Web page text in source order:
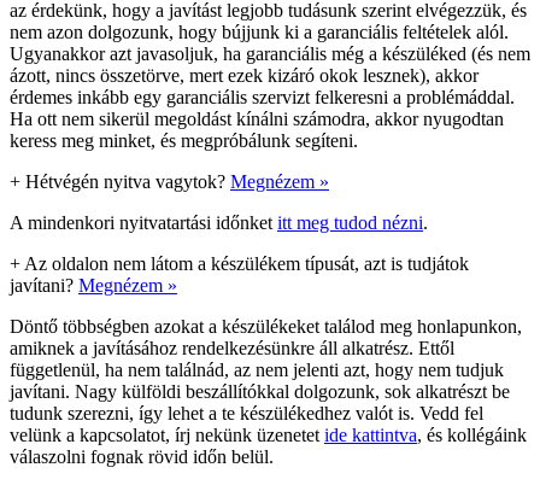
az érdekünk, hogy a javítást legjobb tudásunk szerint elvégezzük, és
nem azon dolgozunk, hogy bújjunk ki a garanciális feltételek alól.
Ugyanakkor azt javasoljuk, ha garanciális még a készüléked (és nem
ázott, nincs összetörve, mert ezek kizáró okok lesznek), akkor
érdemes inkább egy garanciális szervizt felkeresni a problémáddal.
Ha ott nem sikerül megoldást kínálni számodra, akkor nyugodtan
keress meg minket, és megpróbálunk segíteni.
+ Hétvégén nyitva vagytok? Megnézem »
A mindenkori nyitvatartási időnket itt meg tudod nézni.
+ Az oldalon nem látom a készülékem típusát, azt is tudjátok
javítani? Megnézem »
Döntő többségben azokat a készülékeket találod meg honlapunkon,
amiknek a javításához rendelkezésünkre áll alkatrész. Ettől
függetlenül, ha nem találnád, az nem jelenti azt, hogy nem tudjuk
javítani. Nagy külföldi beszállítókkal dolgozunk, sok alkatrészt be
tudunk szerezni, így lehet a te készülékedhez valót is. Vedd fel
velünk a kapcsolatot, írj nekünk üzenetet ide kattintva, és kollégáink
válaszolni fognak rövid időn belül.